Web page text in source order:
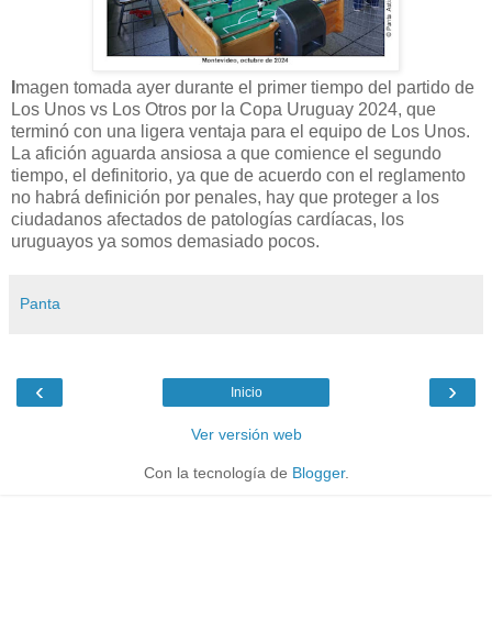
magen tomada ayer durante el primer tiempo del partido de
Los Unos vs Los Otros por la Copa Uruguay 2024, que
terminó con una ligera ventaja para el equipo de Los Unos.
La afición aguarda ansiosa a que comience el segundo
tiempo, el definitorio, ya que de acuerdo con el reglamento
no habrá definición por penales, hay que proteger a los
ciudadanos afectados de patologías cardíacas, los
uruguayos ya somos demasiado pocos.
Panta
‹ ›
Inicio
Ver versión web
Con la tecnología de Blogger.